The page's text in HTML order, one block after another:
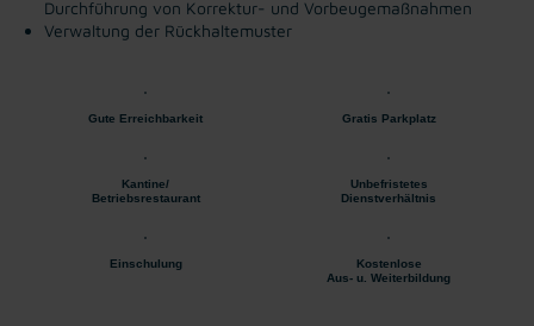
Durchführung von Korrektur- und Vorbeugemaßnahmen
Verwaltung der Rückhaltemuster
Gute Erreichbarkeit Gratis Parkplatz
Kantine/
Betriebsrestaurant
Unbefristetes
Dienstverhältnis
Einschulung
Kostenlose
Aus- u. Weiterbildung